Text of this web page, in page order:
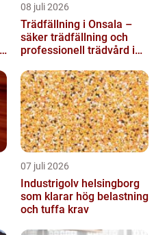
08 juli 2026
Trädfällning i Onsala –
säker trädfällning och
professionell trädvård i
07 juli 2026
Industrigolv helsingborg
som klarar hög belastning
och tuffa krav